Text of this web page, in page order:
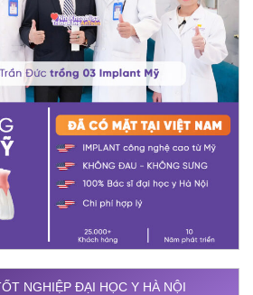
NGHIỆP ĐẠI HỌC Y HÀ NỘI